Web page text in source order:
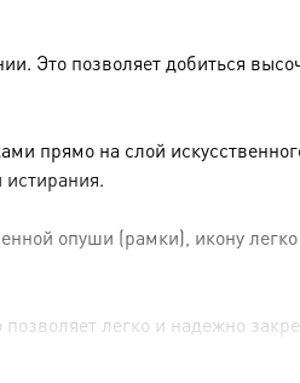
Это позволяет добиться
прямо на слой
опуши (рамки), икону легко
легко и надежно